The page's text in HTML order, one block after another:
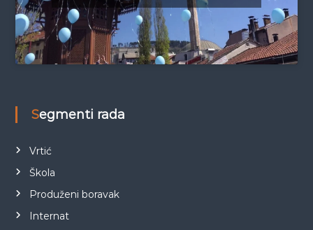
Segmenti rada
Vrtić
Škola
Produženi boravak
Internat